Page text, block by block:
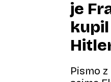
je
Pismo